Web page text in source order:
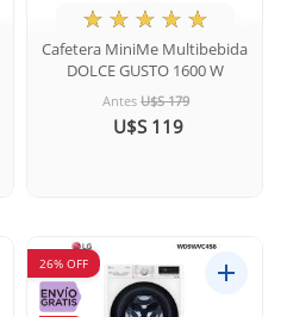
★ ☆ ☆ ☆ ☆
Cafetera MiniMe Multibebida
DOLCE GUSTO 1600 W
Antes U$S 179
U$S 119
26% OFF